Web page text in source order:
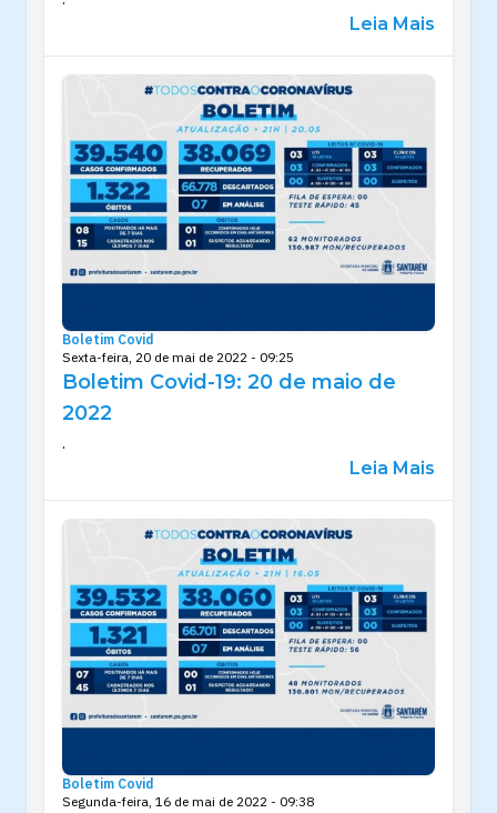
Leia Mais
Boletim Covid
Sexta-feira, 20 de mai de 2022 - 09:25
Boletim Covid-19: 20 de maio de
2022
.
Leia Mais
Boletim Covid
Segunda-feira, 16 de mai de 2022 - 09:38